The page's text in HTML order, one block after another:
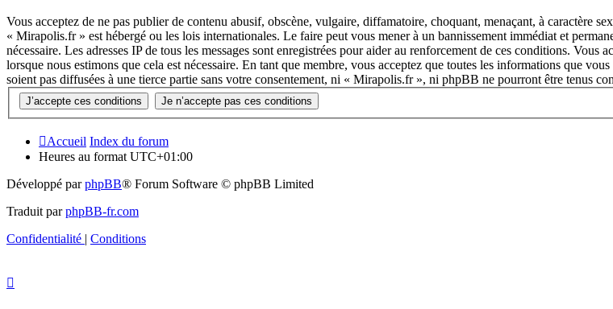
Vous acceptez de ne pas publier de contenu abusif, obscène, vulgaire, diffamatoire, choquant, menaçant, à caractère
« Mirapolis.fr » est hébergé ou les lois internationales. Le faire peut vous mener à un bannissement immédiat et
nécessaire. Les adresses IP de tous les messages sont enregistrées pour aider au renforcement de ces conditions.
lorsque nous estimons que cela est nécessaire. En tant que membre, vous acceptez que toutes les informations que
soient pas diffusées à une tierce partie sans votre consentement, ni « Mirapolis.fr », ni phpBB ne pourront être tenus
Accueil Index du forum
Heures au format UTC+01:00
Développé parphpBB® Forum Software © phpBB Limited
Traduit parphpBB-fr.com
Confidentialité | Conditions